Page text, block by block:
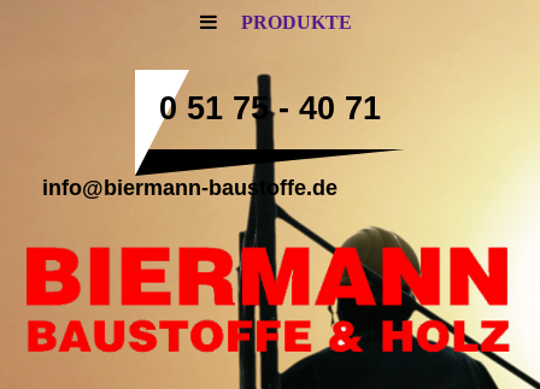
PRODUKTE
0 51 75 - 40 71
info@biermann-baustoffe.de